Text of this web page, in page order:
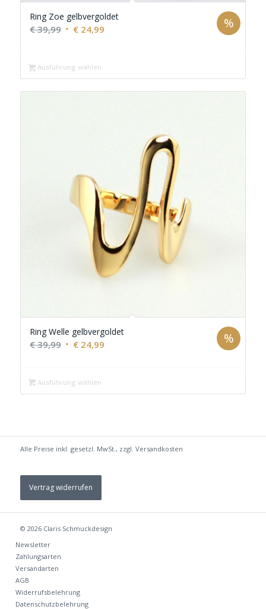
Ring Zoe gelbvergoldet
€39,99 Ursprünglicher
€ 39,99
€24,99Aktueller
%
Ausführung wählen
Ring Welle gelbvergoldet
€39,99 Ursprünglicher
€ 39,99
€24,99Aktueller
%
Ausführung wählen
Alle Preise inkl. gesetzl. MwSt., zzgl. Versandkosten
Vertrag widerrufen
© 2026 Claris Schmuckdesign
Newsletter
Zahlungsarten
Versandarten
AGB
Widerrufsbelehrung
Datenschutzbelehrung